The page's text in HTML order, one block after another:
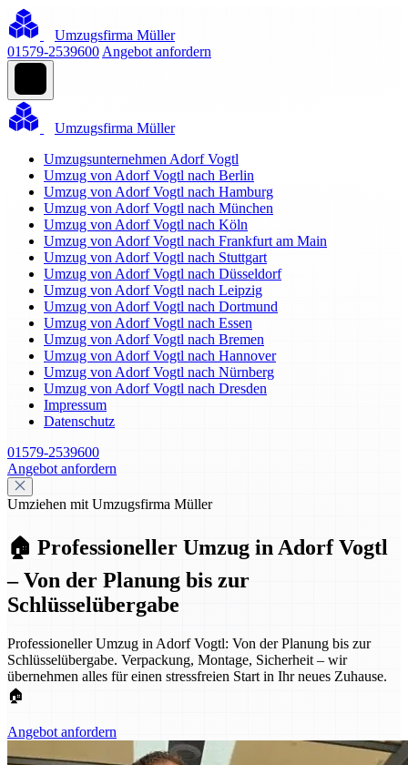
Umzugsfirma Müller
01579-2539600 Angebot anfordern
Umzugsfirma Müller
Umzugsunternehmen Adorf Vogtl
Umzug von Adorf Vogtl nach Berlin
Umzug von Adorf Vogtl nach Hamburg
Umzug von Adorf Vogtl nach München
Umzug von Adorf Vogtl nach Köln
Umzug von Adorf Vogtl nach Frankfurt am Main
Umzug von Adorf Vogtl nach Stuttgart
Umzug von Adorf Vogtl nach Düsseldorf
Umzug von Adorf Vogtl nach Leipzig
Umzug von Adorf Vogtl nach Dortmund
Umzug von Adorf Vogtl nach Essen
Umzug von Adorf Vogtl nach Bremen
Umzug von Adorf Vogtl nach Hannover
Umzug von Adorf Vogtl nach Nürnberg
Umzug von Adorf Vogtl nach Dresden
Impressum
Datenschutz
01579-2539600
Angebot anfordern
Umziehen mit Umzugsfirma Müller
🏠 Professioneller Umzug in Adorf Vogtl
– Von der Planung bis zur
Schlüsselübergabe
Professioneller Umzug in Adorf Vogtl: Von der Planung bis zur
Schlüsselübergabe. Verpackung, Montage, Sicherheit – wir
übernehmen alles für einen stressfreien Start in Ihr neues Zuhause.
🏠
Angebot anfordern